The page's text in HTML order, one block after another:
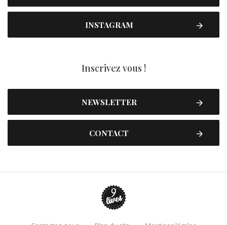
INSTAGRAM
Inscrivez vous !
NEWSLETTER
CONTACT